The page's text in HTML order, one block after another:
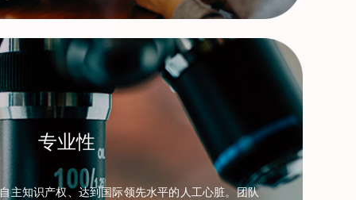
专业性
主知识产权、达到国际领先水平的人工心脏。团队